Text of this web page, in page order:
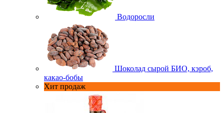
Водоросли
Шоколад сырой БИО, кэроб,
какао-бобы
Хит продаж